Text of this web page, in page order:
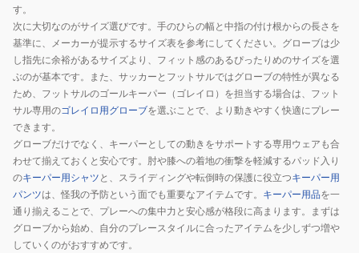
キ
ー
パ
ー
グ
ロ
ー
ブ
04208112
す。
次に大切なのがサイズ選びです。手のひらの幅と中指の付け根からの長さを
基準に、メーカーが提示するサイズ表を参考にしてください。グローブは少
し指先に余裕があるサイズより、フィット感のあるぴったりめのサイズを選
ぶのが基本です。また、サッカーとフットサルではグローブの特性が異なる
ため、フットサルのゴールキーパー（ゴレイロ）を担当する場合は、フット
サル専用のゴレイロ用グローブを選ぶことで、より動きやすく快適にプレー
できます。
グローブだけでなく、キーパーとしての動きをサポートする専用ウェアも合
わせて揃えておくと安心です。肘や膝への着地の衝撃を軽減するパッド入り
のキーパー用シャツ と、スライディングや転倒時の保護に役立つキーパー用
パンツは、怪我の予防という面でも重要なアイテムです。 キーパー用品を一
通り揃えることで、プレーへの集中力と安心感が格段に高まります。まずは
グローブから始め、自分のプレースタイルに合ったアイテムを少しずつ増や
していくのがおすすめです。